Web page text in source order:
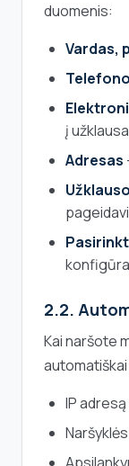
duomenis:
Vardas,
į
Adresas
2.2.
Kai naršote
IP adresą